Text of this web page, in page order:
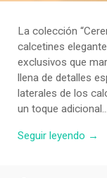
La colección
calcetines
exclusivos que
llena de detalles
laterales de los
un toque adicional…
Seguir leyendo →